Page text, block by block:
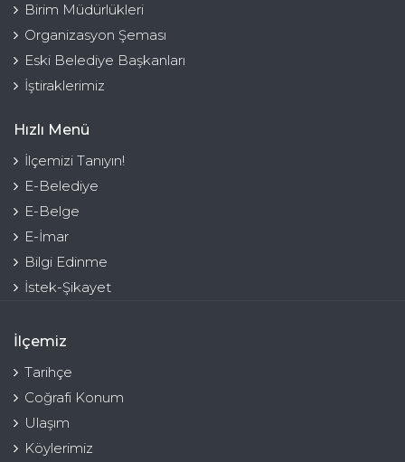
Birim Müdürlükleri
Organizasyon Şeması
Eski Belediye Başkanları
İştiraklerimiz
Hızlı Menü
İlçemizi Tanıyın!
E-Belediye
E-Belge
E-İmar
Bilgi Edinme
İstek-Şikayet
İlçemiz
Tarihçe
Coğrafi Konum
Ulaşım
Köylerimiz